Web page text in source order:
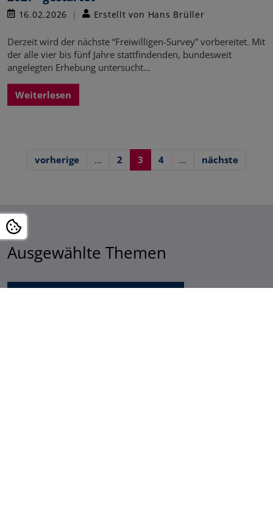
16.02.2026 Erstellt von Hans Brüller
Derzeit wird der nächste “Freiwilligen-Survey” vorbereitet. Mit
der alle vier bis fünf Jahre stattfindenden, bundesweit
angelegten Erhebung untersucht…
Weiterlesen
vorherige … 2 3 4 … nächste
Ausgewählte Themen